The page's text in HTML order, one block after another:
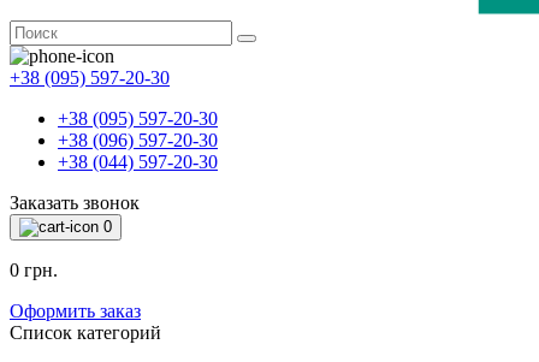
+38 (095) 597-20-30
+38 (095) 597-20-30
+38 (096) 597-20-30
+38 (044) 597-20-30
Заказать звонок
0
0 грн.
Оформить заказ
Список категорий